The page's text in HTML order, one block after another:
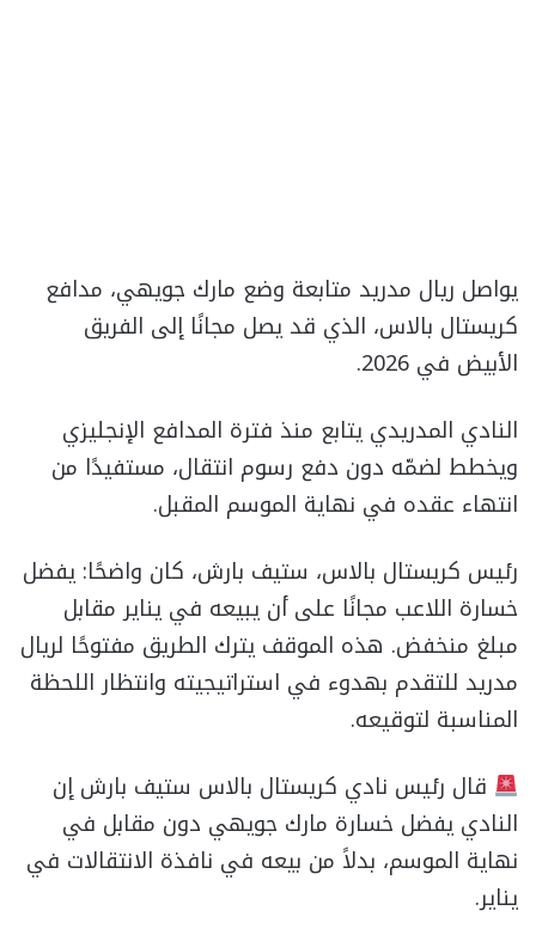
يواصل ريال مدريد متابعة وضع مارك جويهي، مدافع
كريستال بالاس، الذي قد يصل مجانًا إلى الفريق
الأبيض في 2026.
النادي المدريدي يتابع منذ فترة المدافع الإنجليزي
ويخطط لضمّه دون دفع رسوم انتقال، مستفيدًا من
انتهاء عقده في نهاية الموسم المقبل.
رئيس كريستال بالاس، ستيف بارش، كان واضحًا: يفضل
خسارة اللاعب مجانًا على أن يبيعه في يناير مقابل
مبلغ منخفض. هذه الموقف يترك الطريق مفتوحًا لريال
مدريد للتقدم بهدوء في استراتيجيته وانتظار اللحظة
المناسبة لتوقيعه.
قال رئيس نادي كريستال بالاس ستيف بارش إن
النادي يفضل خسارة مارك جويهي دون مقابل في
نهاية الموسم، بدلاً من بيعه في نافذة الانتقالات في
يناير.